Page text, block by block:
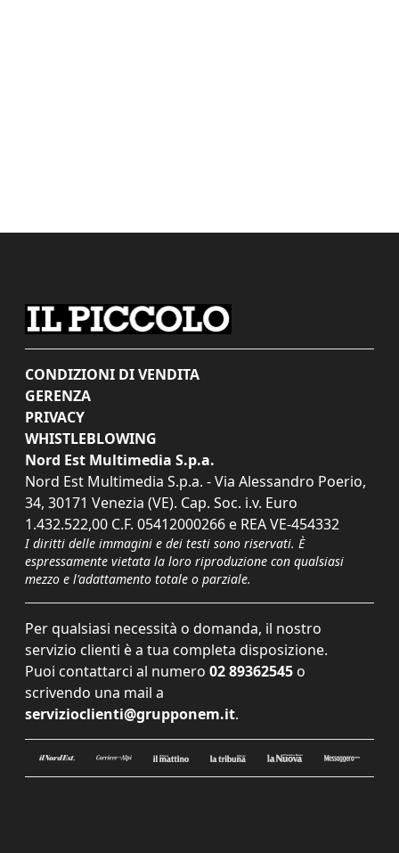
CONDIZIONI DI VENDITA
GERENZA
PRIVACY
WHISTLEBLOWING
Nord Est Multimedia S.p.a.
Nord Est Multimedia S.p.a. - Via Alessandro Poerio,
34, 30171 Venezia (VE). Cap. Soc. i.v. Euro
1.432.522,00 C.F. 05412000266 e REA VE-454332
I diritti delle immagini e dei testi sono riservati. È
espressamente vietata la loro riproduzione con qualsiasi
mezzo e l'adattamento totale o parziale.
Per qualsiasi necessità o domanda, il nostro
servizio clienti è a tua completa disposizione.
Puoi contattarci al numero 02 89362545 o
scrivendo una mail a
servizioclienti@grupponem.it.